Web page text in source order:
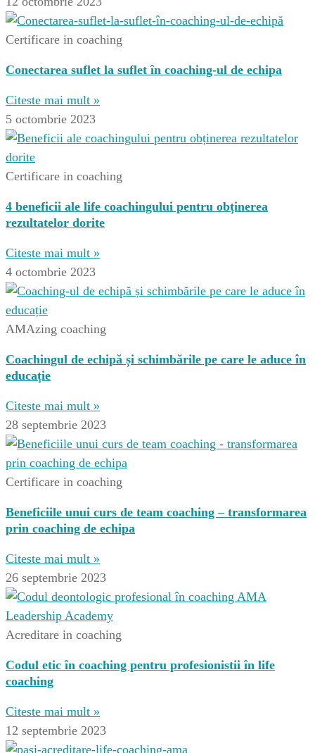
Certificare in coaching
Conectarea suflet la suflet în coaching-ul de echipa
Citeste mai mult »
5 octombrie 2023
Certificare in coaching
4 beneficii ale life coachingului pentru obținerea
rezultatelor dorite
Citeste mai mult »
4 octombrie 2023
AMAzing coaching
Coachingul de echipă și schimbările pe care le aduce în
educație
Citeste mai mult »
28 septembrie 2023
Certificare in coaching
Beneficiile unui curs de team coaching – transformarea
prin coaching de echipa
Citeste mai mult »
26 septembrie 2023
Acreditare in coaching
Codul etic în coaching pentru profesionistii în life
coaching
Citeste mai mult »
12 septembrie 2023